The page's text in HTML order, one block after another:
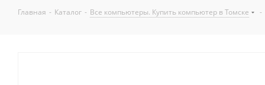
Главная - Каталог - Все компьютеры. Купить компьютер в Томске -